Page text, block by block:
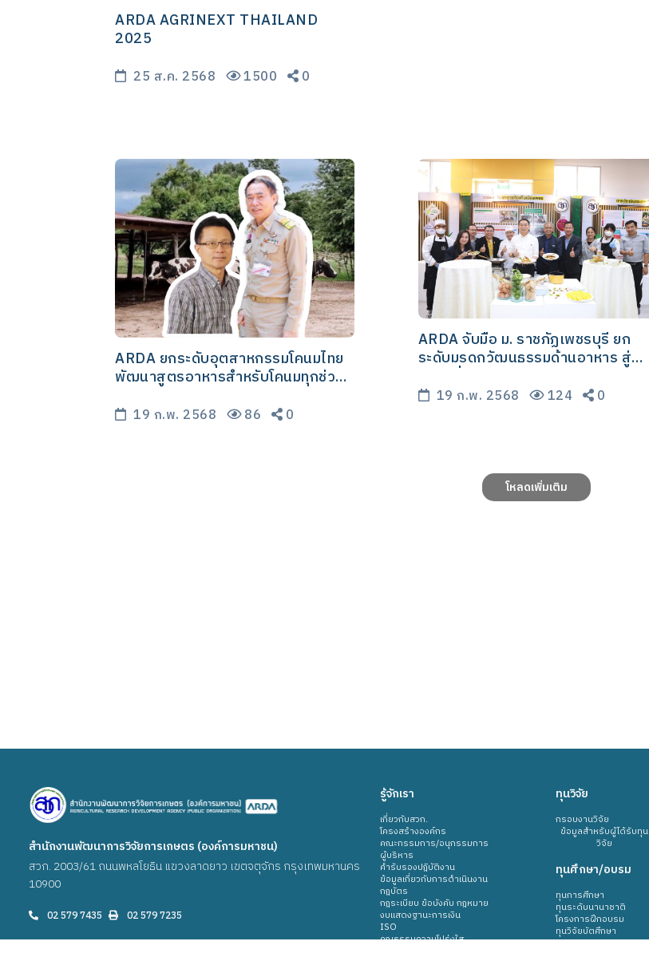
ARDA AGRINEXT THAILAND
2025
25 ส.ค. 2568 1500 0
ARDA ยกระดับอุตสาหกรรมโคนมไทย
พัฒนาสูตรอาหารสำหรับโคนมทุกช่วง
เกษตรกรไทย ไม่ต่ำกว่า 3,200 ล้าน
19 ก.พ. 2568 86 0
ARDA จับมือ ม. ราชภัฏเพชรบุรี ยก
ระดับมรดกวัฒนธรรมด้านอาหาร สู่
19 ก.พ. 2568 124 0
โหลดเพิ่มเติม
สำนักงานพัฒนาการวิจัยการเกษตร (องค์การมหาชน)
สวก. 2003/61 ถนนพหลโยธิน แขวงลาดยาว เขตจตุจักร กรุงเทพมหานคร
10900
02 579 7435 02 579 7235
รู้จักเรา
เกี่ยวกับสวก.
โครงสร้างองค์กร
คณะกรรมการ/อนุกรรมการ
ผู้บริหาร
คำรับรองปฎิบัติงาน
ข้อมูลเกี่ยวกับการดำเนินงาน
กฎบัตร
กฎระเบียบ ข้อบังคับ กฎหมาย
งบแสดงฐานะการเงิน
ISO
คุณธรรมความโปร่งใส
ทุนวิจัย
กรอบงานวิจัย
ข้อมูลสำหรับผู้ได้รับทุน
วิจัย
ทุนศึกษา/อบรม
ทุนการศึกษา
ทุนระดับนานาชาติ
โครงการฝึกอบรม
ทุนวิจัยบัตศึกษา